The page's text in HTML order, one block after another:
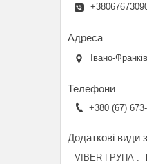
Івано-
+380 (67)
VIBER ГРУПА